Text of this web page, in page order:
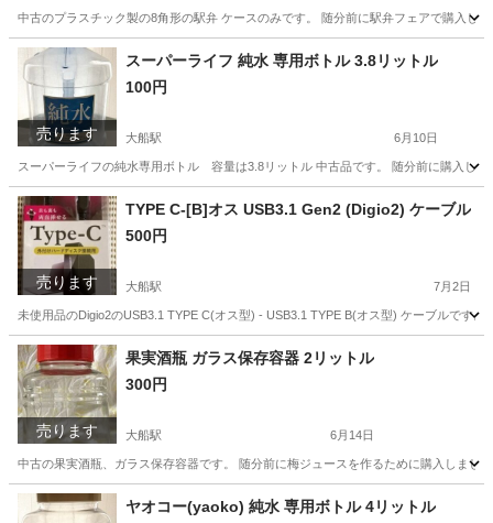
中古のプラスチック製の8角形の駅弁 ケースのみです。 随分前に駅弁フェアで購入し
神奈川 鎌倉市 大船駅 家庭用品
売ります
スーパーライフ 純水 専用ボトル 3.8リットル
100円
大船駅 6月10日
スーパーライフの純水専用ボトル 容量は3.8リットル 中古品です。 随分前に購入し
神奈川 鎌倉市 家庭用品
売ります
TYPE C-[B]オス USB3.1 Gen2 (Digio2) ケーブル
500円
大船駅 7月2日
未使用品のDigio2のUSB3.1 TYPE C(オス型) - USB3.1 TYPE B(オス型) ケーブルです
神奈川 鎌倉市 大船駅 PCパーツ
売ります
果実酒瓶 ガラス保存容器 2リットル
300円
大船駅 6月14日
中古の果実酒瓶、ガラス保存容器です。 随分前に梅ジュースを作るために購入しま
神奈川 鎌倉市 家庭用品
ヤオコー(yaoko) 純水 専用ボトル 4リットル